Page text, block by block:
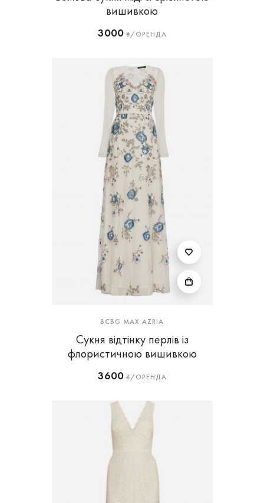
вишивкою
3000₴/ОРЕНДА
BCBG MAX AZRIA
Сукня відтінку перлів із
флористичною вишивкою
3600₴/ОРЕНДА